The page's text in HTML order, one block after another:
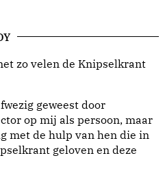
zo velen de Knipselkrant
geweest door
op mij als persoon, maar
met de hulp van hen die in
geloven en deze